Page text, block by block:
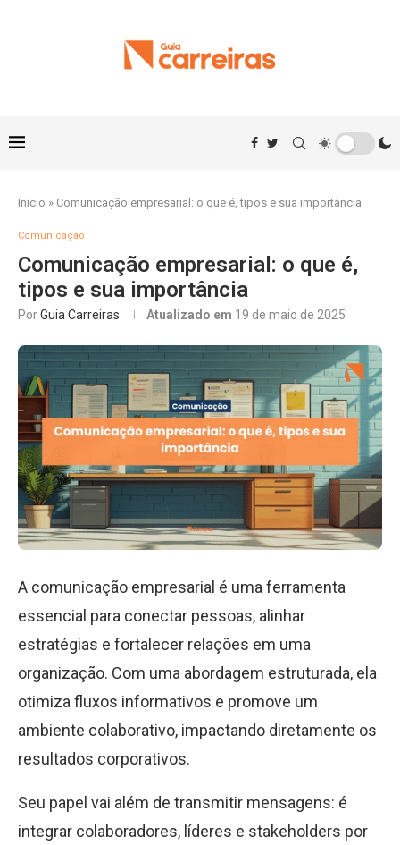
Início » Comunicação empresarial: o que é, tipos e sua importância
Comunicação
Comunicação empresarial: o que é,
tipos e sua importância
PorGuia Carreiras Atualizado em 19 de maio de 2025
A comunicação empresarial é uma ferramenta
essencial para conectar pessoas, alinhar
estratégias e fortalecer relações em uma
organização. Com uma abordagem estruturada, ela
otimiza fluxos informativos e promove um
ambiente colaborativo, impactando diretamente os
resultados corporativos.
Seu papel vai além de transmitir mensagens: é
integrar colaboradores, líderes e stakeholders por